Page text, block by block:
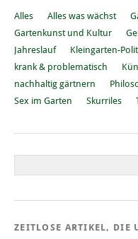
Alles Alles was wächst
Gartenkunst und Kultur
Jahreslauf
Kleingarten-
krank & problematisch
nachhaltig gärtnern
Sex im Garten
Skurriles
ZEITLOSE ARTIKEL, DIE